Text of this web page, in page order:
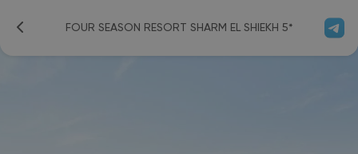
FOUR SEASON RESORT SHARM EL SHIEKH 5*